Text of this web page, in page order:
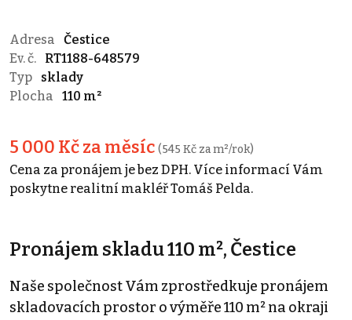
Adresa
Čestice
Ev. č.
RT1188-648579
Typ
sklady
Plocha
110 m²
5 000 Kč za měsíc (545 Kč za m²/rok)
Cena za pronájem je bez DPH. Více informací Vám
poskytne realitní makléř Tomáš Pelda.
Pronájem skladu 110 m², Čestice
Naše společnost Vám zprostředkuje pronájem
skladovacích prostor o výměře 110 m² na okraji